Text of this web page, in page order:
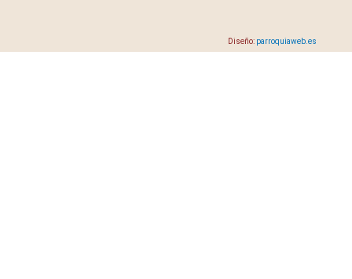
Diseño: parroquiaweb.es